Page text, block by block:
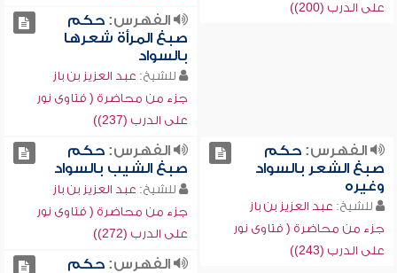
على الدرب (200))
الفهرس:حكم
صبغ المرأة شعرها
بالسواد
للشيخ: عبد العزيز بن باز
جزء من محاضرة ( فتاوى نور
على الدرب (237))
الفهرس:حكم
صبغ الشعر بالسواد
وغيره
للشيخ: عبد العزيز بن باز
جزء من محاضرة ( فتاوى نور
على الدرب (243))
الفهرس:حكم
صبغ الشيب بالسواد
للشيخ: عبد العزيز بن باز
جزء من محاضرة ( فتاوى نور
على الدرب (272))
الفهرس:حكم